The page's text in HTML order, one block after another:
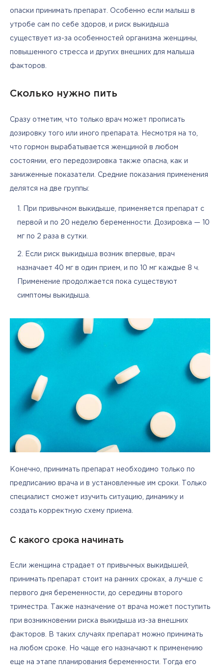
опаски принимать препарат. Особенно если малыш в
утробе сам по себе здоров, и риск выкидыша
существует из-за особенностей организма женщины,
повышенного стресса и других внешних для малыша
факторов.
Сколько нужно пить
Сразу отметим, что только врач может прописать
дозировку того или иного препарата. Несмотря на то,
что гормон вырабатывается женщиной в любом
состоянии, его передозировка также опасна, как и
заниженные показатели. Средние показания применения
делятся на две группы:
При привычном выкидыше, применяется препарат с
первой и по 20 неделю беременности. Дозировка — 10
мг по 2 раза в сутки.
Если риск выкидыша возник впервые, врач
назначает 40 мг в один прием, и по 10 мг каждые 8 ч.
Применение продолжается пока существуют
симптомы выкидыша.
Конечно, принимать препарат необходимо только по
предписанию врача и в установленные им сроки. Только
специалист сможет изучить ситуацию, динамику и
создать корректную схему приема.
С какого срока начинать
Если женщина страдает от привычных выкидышей,
принимать препарат стоит на ранних сроках, а лучше с
первого дня беременности, до середины второго
триместра. Также назначение от врача может поступить
при возникновении риска выкидыша из-за внешних
факторов. В таких случаях препарат можно принимать
на любом сроке. Но чаще его назначают к применению
еще на этапе планирования беременности. Тогда его